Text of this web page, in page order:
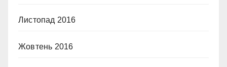
Листопад 2016
Жовтень 2016